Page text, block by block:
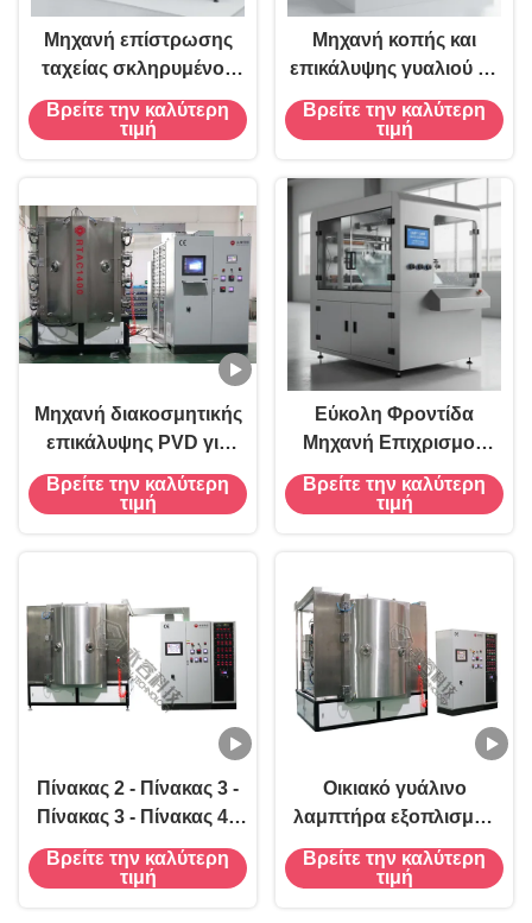
Μηχανή επίστρωσης
ταχείας σκληρυμένου
γυαλιού με ταχύτητα
φόρτωσης 50-60 δευτ./
Βρείτε την καλύτερη
τιμή
Μηχανή κοπής και
επικάλυψης γυαλιού σε
σχήμα με αυτόματη και
χειροκίνητη λειτουργία
Βρείτε την καλύτερη
τιμή
Μηχανή διακοσμητικής
επικάλυψης PVD για
οπαλικό γυαλί
Βρείτε την καλύτερη
τιμή
Εύκολη Φροντίδα
Μηχανή Επιχρισμού
Γυαλιού με Μικρή
Συντήρηση και 220v
Βρείτε την καλύτερη
τιμή
Πίνακας 2 - Πίνακας 3 -
Πίνακας 3 - Πίνακας 4 -
Πίνακας 4 - Πίνακας 4 -
Πίνακας 4 - Πίνακας 5 -
Βρείτε την καλύτερη
τιμή
Οικιακό γυάλινο
λαμπτήρα εξοπλισμός
επικάλυψης PVD,
Εμπορικό και οικιακό
Βρείτε την καλύτερη
τιμή